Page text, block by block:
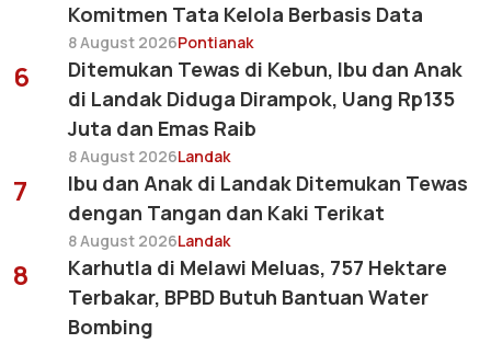
Komitmen Tata Kelola Berbasis Data
8 August 2026Pontianak
6
Ditemukan Tewas di Kebun, Ibu dan Anak
di Landak Diduga Dirampok, Uang Rp135
Juta dan Emas Raib
8 August 2026Landak
7
Ibu dan Anak di Landak Ditemukan Tewas
dengan Tangan dan Kaki Terikat
8 August 2026Landak
8
Karhutla di Melawi Meluas, 757 Hektare
Terbakar, BPBD Butuh Bantuan Water
Bombing